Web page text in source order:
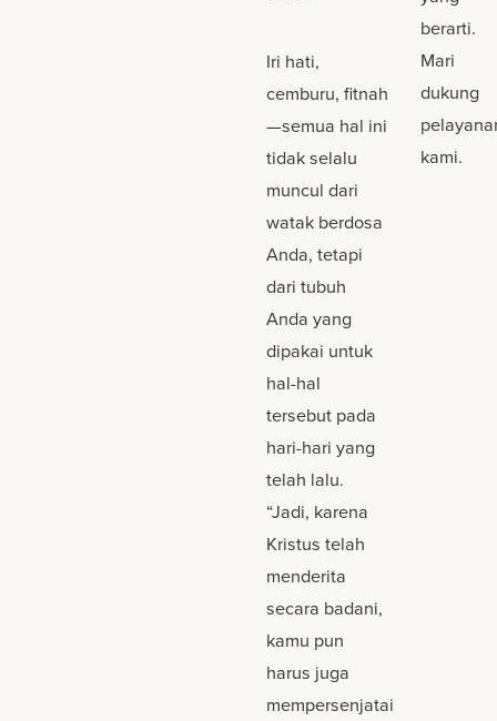
Iri hati,
cemburu, fitnah
—semua hal ini
tidak selalu
muncul dari
watak berdosa
Anda, tetapi
dari tubuh
Anda yang
dipakai untuk
hal-hal
tersebut pada
hari-hari yang
telah lalu.
“Jadi, karena
Kristus telah
menderita
secara badani,
kamu pun
harus juga
mempersenjatai
berarti.
Mari
dukung
kami.